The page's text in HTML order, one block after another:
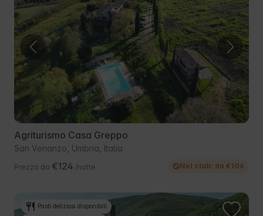
Agriturismo Casa Greppo
San Venanzo, Umbria, Italia
Prezzo da €124 /notte Nel club: da €106
Pasti deliziosi disponibili